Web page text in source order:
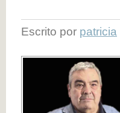
Escrito por patricia